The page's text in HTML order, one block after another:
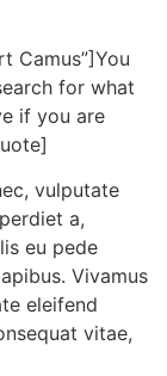
Camus”]You
for what
if you are
vulputate
a,
eu pede
Vivamus
eleifend
vitae,